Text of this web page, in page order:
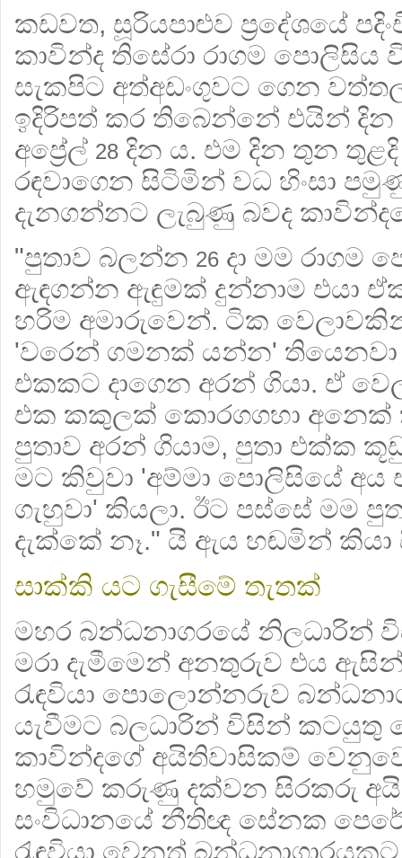
කඩවත, සූරියපාළුව ප්‍රදේශයේ
කාවින්ද තිසේරා රාගම පොලිසිය
සැකපිට අත්අඩංගුවට ගෙන
ඉදිරිපත් කර තිබෙන්නේ එයින්
අප්‍රේල් 28 දින ය. එම දින තුන
රඳවාගෙන සිටිමින් වධ හිංසා
දැනගන්නට ලැබුණු බවද
"පුතාව බලන්න 26 දා මම රාගම
ඇඳගන්න ඇඳුමක් දුන්නාම එයා
හරිම අමාරුවෙන්. ටික
'වරෙන් ගමනක් යන්න' තියෙනවා
එකකට දාගෙන අරන් ගියා. ඒ
එක කකුලක් කොරගගහා
පුතාව අරන් ගියාම, පුතා එක්ක
මට කිවුවා 'අම්මා පොලිසියේ අය
ගැහුවා' කියලා. ඊට පස්සේ මම
දැක්කේ නෑ." යි ඇය හඬමින් කියා
සාක්කි යට ගැසීමේ තැතක්
මහර බන්ධනාගරයේ නිලධාරින්
මරා දැමීමෙන් අනතුරුව එය
රැඳවියා පොලොන්නරුව
යැවීමට බලධාරින් විසින් කටයුතු
කාවින්දගේ අයිතිවාසිකම්
හමුවේ කරුණු දක්වන සිරකරු
සංවිධානයේ නීතිඥ සේනක
රැඳවියා වෙනත්